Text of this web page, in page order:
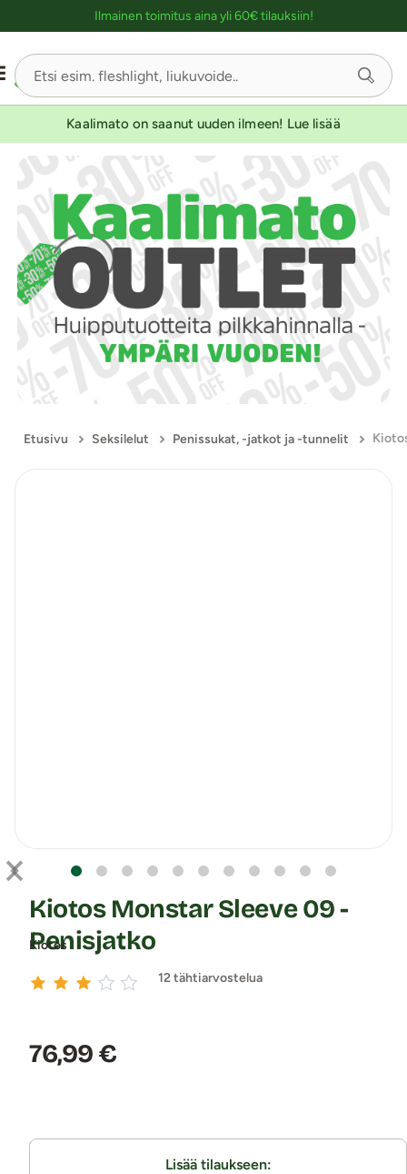
Ilmainen toimitus aina yli 60€ tilauksiin!
Kaalimato on saanut uuden ilmeen! Lue lisää
Etusivu Seksilelut Penissukat, -jatkot ja -tunnelit
Kiotos
Kiotos Monstar Sleeve 09 -
Penisjatko
12 tähtiarvostelua
Hinta:
76,99 €
Lisää tilaukseen: